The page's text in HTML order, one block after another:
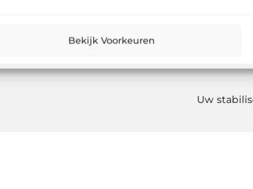
Bekijk Voorkeuren
Uw